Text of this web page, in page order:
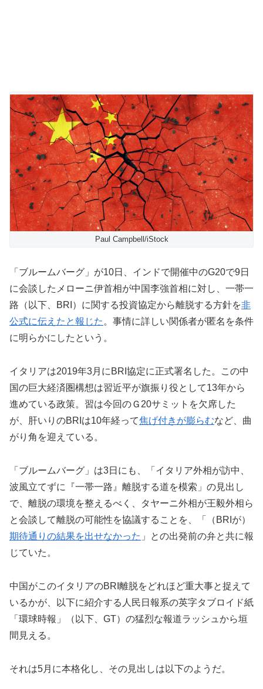
Paul Campbell/iStock
「ブルームバーグ」が10日、インドで開催中のG20で9日
に会談したメローニ伊首相が中国李強首相に対し、一帯一
路（以下、BRI）に関する投資協定から離脱する方針を非
公式に伝えた と報じた 。事情に詳しい関係者が匿名を条件
に明らかにしたという。
イタリアは2019年3月にBRI協定に正式署名した。この中
国の巨大経済圏構想は習近平が旗振り役として13年から
進めている政策。習は今回のＧ20サミットを欠席した
が、肝いりのBRIは10年経って焦げ付きが膨らむなど、曲
がり角を迎えている。
「ブルームバーグ」は3日にも、「イタリア外相が訪中、
波風立てずに『一帯一路』離脱する道を模索」の見出し
で、離脱の環境を整えるべく、タヤーニ外相が王毅外相ら
と会談して離脱の可能性を協議することを、「（BRIが）
期待通りの結果を出せなかった 」との出発前の弁と共に報
じていた。
中国がこのイタリアのBRI離脱をどれほど重大事と捉えて
いるかが、以下に紹介する人民日報系の英字タブロイド紙
「環球時報」（以下、GT）の猛烈な報道ラッシュから垣
間見える。
それは5月に本格化し、その見出しは以下のようだ。